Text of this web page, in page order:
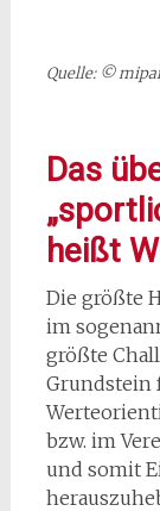
Quelle: ©
Das
heißt
Die größte
im
größte
Grundstein
bzw. im
und somit